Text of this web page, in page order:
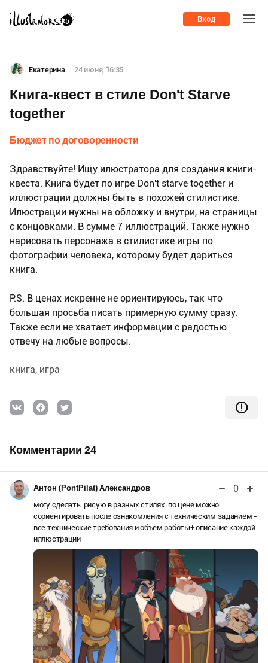
Вход
Екатерина 24 июня, 16:35
Книга-квест в стиле Don't Starve
together
Бюджет по договоренности
Здравствуйте! Ищу илюстратора для создания книги-
квеста. Книга будет по игре Don't starve together и
иллюстрации должны быть в похожей стилистике.
Илюстрации нужны на обложку и внутри, на страницы
с концовками. В сумме 7 иллюстраций. Также нужно
нарисовать персонажа в стилистике игры по
фотографии человека, которому будет дариться
книга.
P.S. В ценах искренне не ориентируюсь, так что
большая просьба писать примерную сумму сразу.
Также если не хватает информации с радостью
отвечу на любые вопросы.
книга игра
Комментарии 24
Антон (PontPilat) Александров 0
могу сделать. рисую в разных стилях. по цене можно
сориентировать после ознакомления с техническим заданием -
все технические требования и объем работы+ описание каждой
иллюстрации